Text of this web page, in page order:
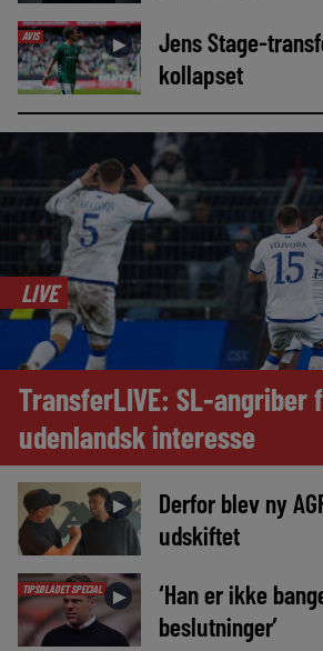
AVIS ►
Jens Stage-
kollapset
LIVE
TransferLIVE: SL-angriber
udenlandsk interesse
►
Derfor blev ny
udskiftet
TIPSBLADET SPECIAL ►
‘Han er ikke
beslutninger’